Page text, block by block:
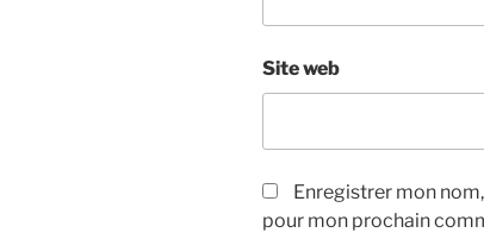
Site web
Enregistrer mon
pour mon prochain